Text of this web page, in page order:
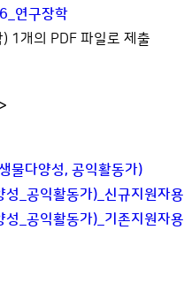
연구장학
1개의 PDF 파일로 제출
물다양성, 공익활동가)
_공익활동가)_신규지원자용
_공익활동가)_기존지원자용